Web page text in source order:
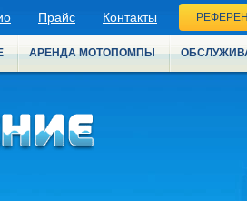
Прайс Контакты
АРЕНДА МОТОПОМПЫ